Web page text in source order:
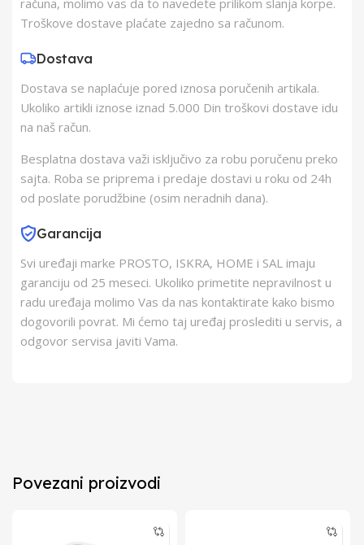
Zemlja Uvoza Mađarska
Barkod
računa, molimo vas da to navedete prilikom slanja korpe.
Troškove dostave plaćate zajedno sa računom.
Dostava
Dostava se naplaćuje pored iznosa poručenih artikala.
Ukoliko artikli iznose iznad 5.000 Din troškovi dostave idu
na naš račun.
Besplatna dostava važi isključivo za robu poručenu preko
sajta. Roba se priprema i predaje dostavi u roku od 24h
od poslate porudžbine (osim neradnih dana).
Garancija
Svi uređaji marke PROSTO, ISKRA, HOME i SAL imaju
garanciju od 25 meseci. Ukoliko primetite nepravilnost u
radu uređaja molimo Vas da nas kontaktirate kako bismo
dogovorili povrat. Mi ćemo taj uređaj proslediti u servis, a
odgovor servisa javiti Vama.
Povezani proizvodi